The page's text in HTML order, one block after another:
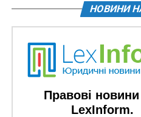
не перестали бути
Конституцією право
до адміністративного суду
недійсним рішення органу
виділення ділянки. Це
недійсними всіх укладених
продажу по цих 25
НОВИНИ
Правові новини
LexInform.